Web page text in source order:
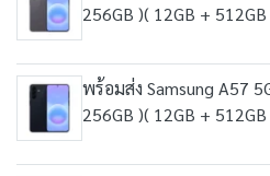
256GB )( 12GB +
พร้อมส่ง Samsung A57
256GB )( 12GB +